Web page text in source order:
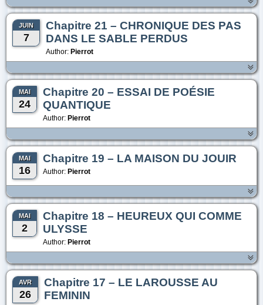
JUIN
7
Chapitre 21 – CHRONIQUE DES PAS
DANS LE SABLE PERDUS
Author: Pierrot
MAI
24
Chapitre 20 – ESSAI DE POÉSIE
QUANTIQUE
Author: Pierrot
MAI
16
Chapitre 19 – LA MAISON DU JOUIR
Author: Pierrot
MAI
2
Chapitre 18 – HEUREUX QUI COMME
ULYSSE
Author: Pierrot
AVR
26
Chapitre 17 – LE LAROUSSE AU
FEMININ